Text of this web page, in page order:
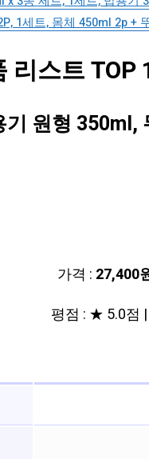
1세트, 몸체 450ml 2p +
리스트 TOP
원형 350ml,
가격 : 27,400
평점 : ★ 5.0점